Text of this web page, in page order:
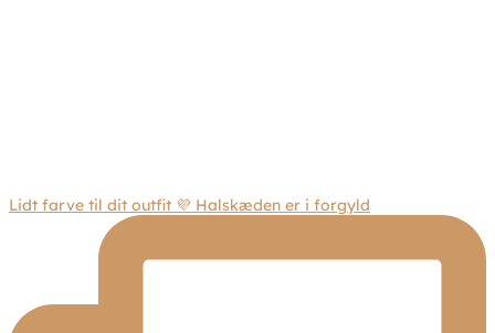
Lidt farve til dit outfit 💜 Halskæden er i forgyld